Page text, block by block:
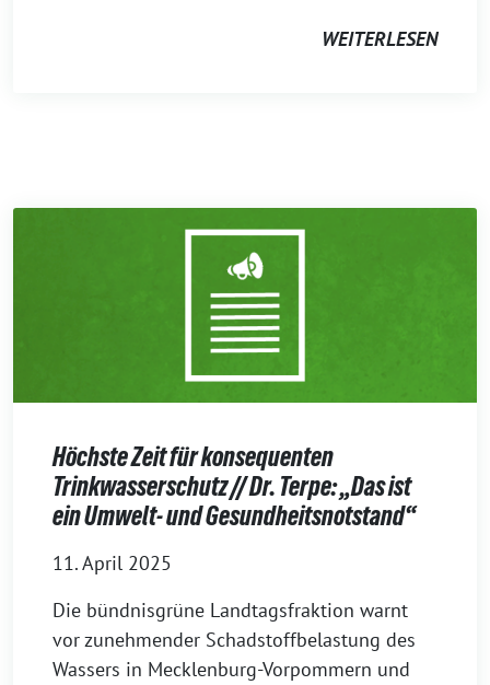
WEITERLESEN
Höchste Zeit für konsequenten
Trinkwasserschutz // Dr. Terpe: „Das ist
ein Umwelt- und Gesundheitsnotstand“
11. April 2025
Die bündnisgrüne Landtagsfraktion warnt
vor zunehmender Schadstoffbelastung des
Wassers in Mecklenburg-Vorpommern und